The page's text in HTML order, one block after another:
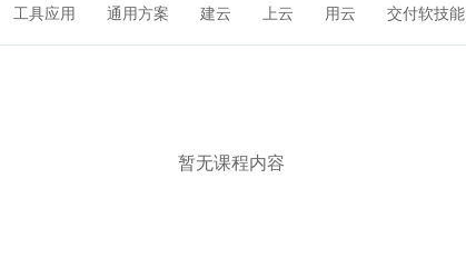
工具应用 通用方案 建云 上云 用云 交付软技能
暂无课程内容